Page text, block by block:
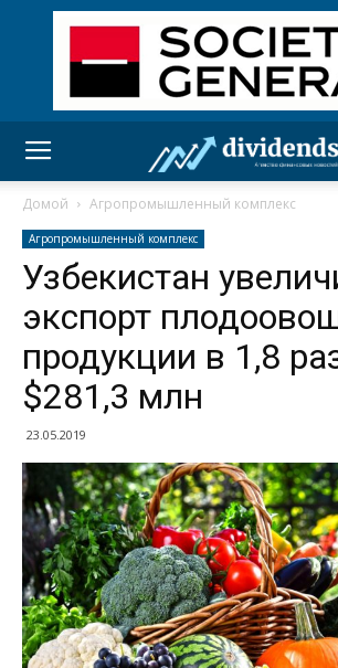
Домой Агропромышленный комплекс
Агропромышленный комплекс
Узбекистан
экспорт
продукции в 1,8
$281,3 млн
23.05.2019